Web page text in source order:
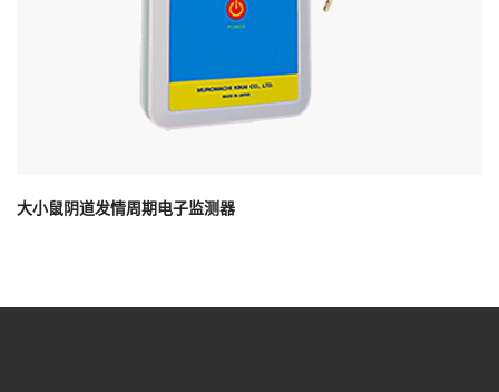
大小鼠阴道发情周期电子监测器